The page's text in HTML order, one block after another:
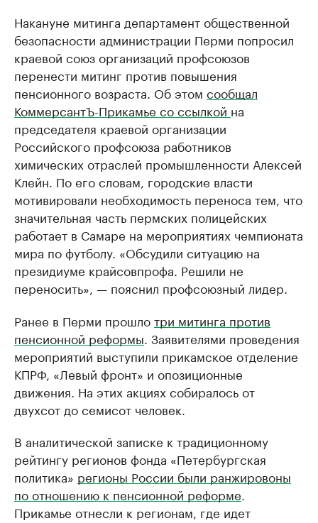
Накануне митинга департамент общественной
безопасности администрации Перми попросил
краевой союз организаций профсоюзов
перенести митинг против повышения
пенсионного возраста. Об этом сообщал
КоммерсантЪ-Прикамье со ссылкой на
председателя краевой организации
Российского профсоюза работников
химических отраслей промышленности Алексей
Клейн. По его словам, городские власти
мотивировали необходимость переноса тем, что
значительная часть пермских полицейских
работает в Самаре на мероприятиях чемпионата
мира по футболу. «Обсудили ситуацию на
президиуме крайсовпрофа. Решили не
переносить», — пояснил профсоюзный лидер.
Ранее в Перми прошлотри митинга против
пенсионной реформы . Заявителями проведения
мероприятий выступили прикамское отделение
КПРФ, «Левый фронт» и опозиционные
движения. На этих акциях собиралось от
двухсот до семисот человек.
В аналитической записке к традиционному
рейтингу регионов фонда «Петербургская
политика» регионы России были ранжировоны
по отношению к пенсионной реформе
Прикамье отнесли к регионам, где идет